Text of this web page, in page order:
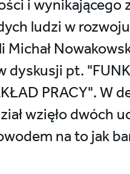
ludzi w
Michał
dyskusji pt.
PRACY". W
wzięło dwóch
na to jak